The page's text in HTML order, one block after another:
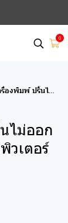
0
ะมาที่ วีเทคคอมพิวเตอร์ เราซ่อมให้คุณได้!!
ไม่ออก
วเตอร์